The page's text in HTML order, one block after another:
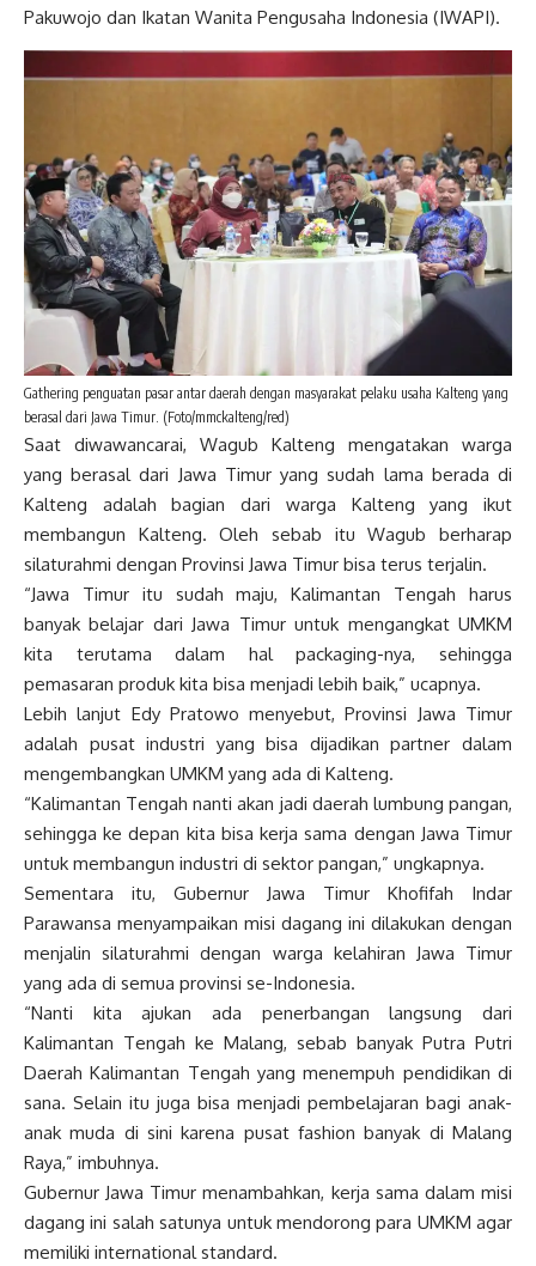
Pakuwojo dan Ikatan Wanita Pengusaha Indonesia (IWAPI).
Gathering penguatan pasar antar daerah dengan masyarakat pelaku usaha Kalteng yang
berasal dari Jawa Timur. (Foto/mmckalteng/red)
Saat diwawancarai, Wagub Kalteng mengatakan warga
yang berasal dari Jawa Timur yang sudah lama berada di
Kalteng adalah bagian dari warga Kalteng yang ikut
membangun Kalteng. Oleh sebab itu Wagub berharap
silaturahmi dengan Provinsi Jawa Timur bisa terus terjalin.
“Jawa Timur itu sudah maju, Kalimantan Tengah harus
banyak belajar dari Jawa Timur untuk mengangkat UMKM
kita terutama dalam hal packaging-nya, sehingga
pemasaran produk kita bisa menjadi lebih baik,” ucapnya.
Lebih lanjut Edy Pratowo menyebut, Provinsi Jawa Timur
adalah pusat industri yang bisa dijadikan partner dalam
mengembangkan UMKM yang ada di Kalteng.
“Kalimantan Tengah nanti akan jadi daerah lumbung pangan,
sehingga ke depan kita bisa kerja sama dengan Jawa Timur
untuk membangun industri di sektor pangan,” ungkapnya.
Sementara itu, Gubernur Jawa Timur Khofifah Indar
Parawansa menyampaikan misi dagang ini dilakukan dengan
menjalin silaturahmi dengan warga kelahiran Jawa Timur
yang ada di semua provinsi se-Indonesia.
“Nanti kita ajukan ada penerbangan langsung dari
Kalimantan Tengah ke Malang, sebab banyak Putra Putri
Daerah Kalimantan Tengah yang menempuh pendidikan di
sana. Selain itu juga bisa menjadi pembelajaran bagi anak-
anak muda di sini karena pusat fashion banyak di Malang
Raya,” imbuhnya.
Gubernur Jawa Timur menambahkan, kerja sama dalam misi
dagang ini salah satunya untuk mendorong para UMKM agar
memiliki international standard.